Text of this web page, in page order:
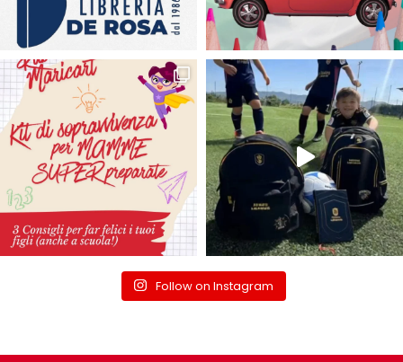
Follow on Instagram